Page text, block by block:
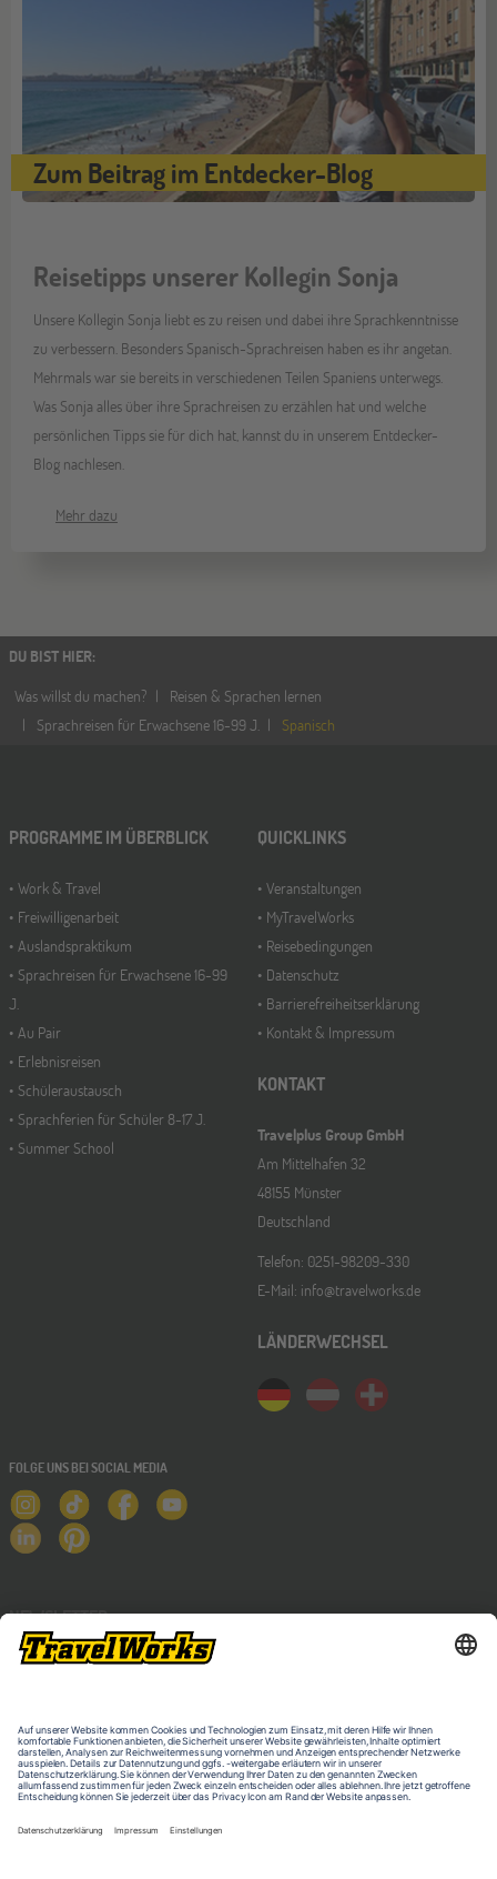
Zum Beitrag im Entdecker-Blog
Reisetipps unserer Kollegin Sonja
Unsere Kollegin Sonja liebt es zu reisen und dabei ihre Sprachkenntnisse
zu verbessern. Besonders Spanisch-Sprachreisen haben es ihr angetan.
Mehrmals war sie bereits in verschiedenen Teilen Spaniens unterwegs.
Was Sonja alles über ihre Sprachreisen zu erzählen hat und welche
persönlichen Tipps sie für dich hat, kannst du in unserem Entdecker-
Blog nachlesen.
Mehr dazu
DU BIST HIER:
Was willst du machen?
Reisen & Sprachen lernen
Sprachreisen für Erwachsene 16-99 J.
Spanisch
PROGRAMME IM ÜBERBLICK
Work & Travel
Freiwilligenarbeit
Auslandspraktikum
Sprachreisen für Erwachsene 16-99
J.
Au Pair
Erlebnisreisen
Schüleraustausch
Sprachferien für Schüler 8-17 J.
Summer School
QUICKLINKS
Veranstaltungen
MyTravelWorks
Reisebedingungen
Datenschutz
Barrierefreiheitserklärung
Kontakt & Impressum
KONTAKT
Travelplus Group GmbH
Am Mittelhafen 32
48155 Münster
Deutschland
Telefon: 0251-98209-330
E-Mail: info@travelworks.de
LÄNDERWECHSEL
FOLGE UNS BEI SOCIAL MEDIA
NEWSLETTER